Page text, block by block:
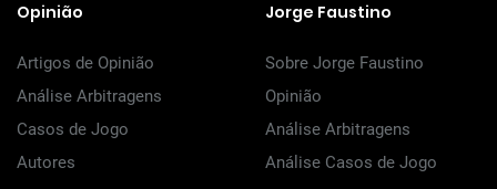
Opinião
Artigos de Opinião
Análise Arbitragens
Casos de Jogo
Autores
Jorge Faustino
Sobre Jorge Faustino
Opinião
Análise Arbitragens
Análise Casos de Jogo